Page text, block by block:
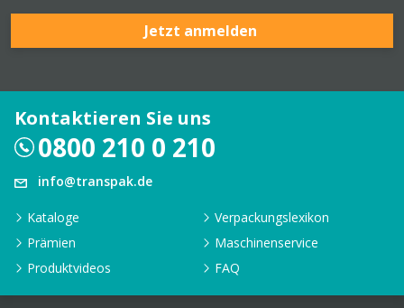
Jetzt anmelden
Kontaktieren Sie uns
0800 210 0 210
info@transpak.de
Kataloge
Verpackungslexikon
Prämien
Maschinenservice
Produktvideos
FAQ